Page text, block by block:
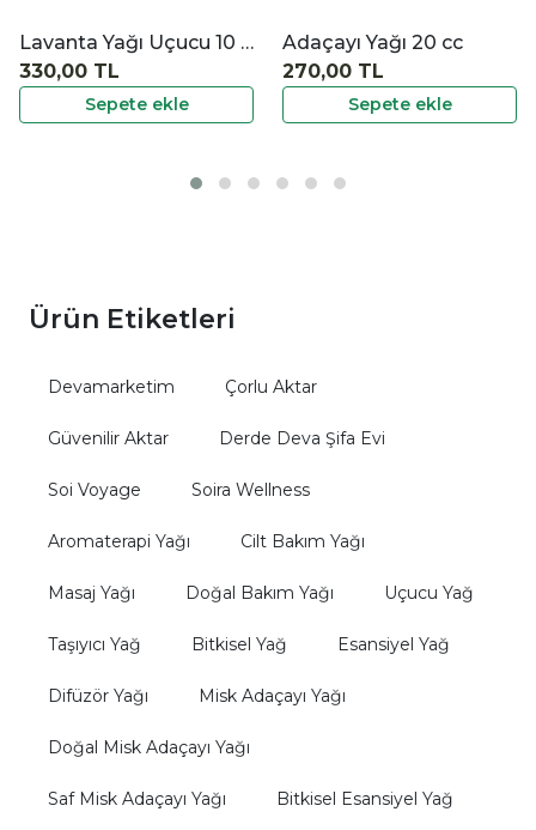
Lavanta Yağı Uçucu 10 cc Adaçayı Yağı 20 cc
Sepete ekle
270,00 TL
Adaçayı Demet
Sepete ekle
80,00 TL
Ürün Etiketleri
Devamarketim Çorlu Aktar
Güvenilir Aktar Derde Deva Şifa Evi
Soi Voyage Soira Wellness
Aromaterapi Yağı Cilt Bakım Yağı
Masaj Yağı Doğal Bakım Yağı Uçucu Yağ
Taşıyıcı Yağ Bitkisel Yağ Esansiyel Yağ
Difüzör Yağı Misk Adaçayı Yağı
Doğal Misk Adaçayı Yağı
Saf Misk Adaçayı Yağı Bitkisel Esansiyel Yağ